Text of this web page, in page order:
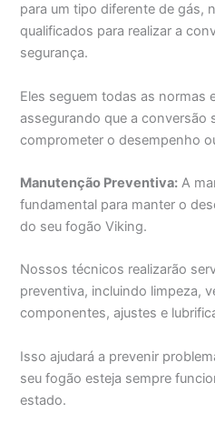
para um tipo diferente de gás,
qualificados para realizar a
segurança.
Eles seguem todas as normas
assegurando que a conversão
comprometer o desempenho
Manutenção Preventiva: A
fundamental para manter o
do seu fogão Viking.
Nossos técnicos realizarão
preventiva, incluindo limpeza,
componentes, ajustes e
Isso ajudará a prevenir
seu fogão esteja sempre
estado.